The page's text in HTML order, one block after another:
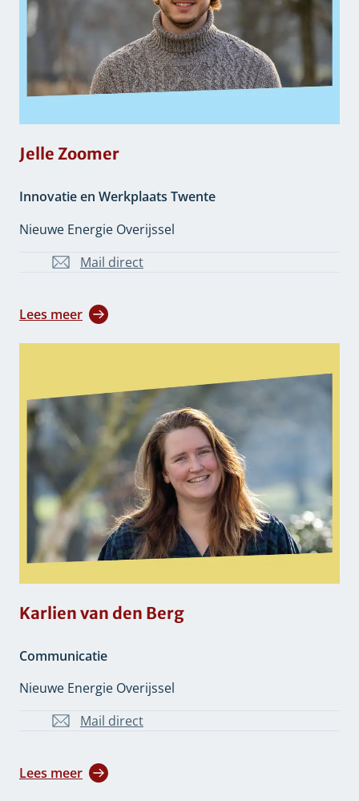
Jelle Zoomer
Innovatie en Werkplaats Twente
Nieuwe Energie Overijssel
Mail direct
JE.Zoomer@overijssel.nl
Lees meer
Karlien van den Berg
Communicatie
Nieuwe Energie Overijssel
Mail direct
k.vd.berg@overijssel.nl
Lees meer